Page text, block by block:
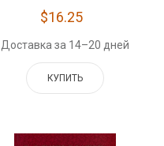
$16.25
Доставка за 14–20 дней
КУПИТЬ